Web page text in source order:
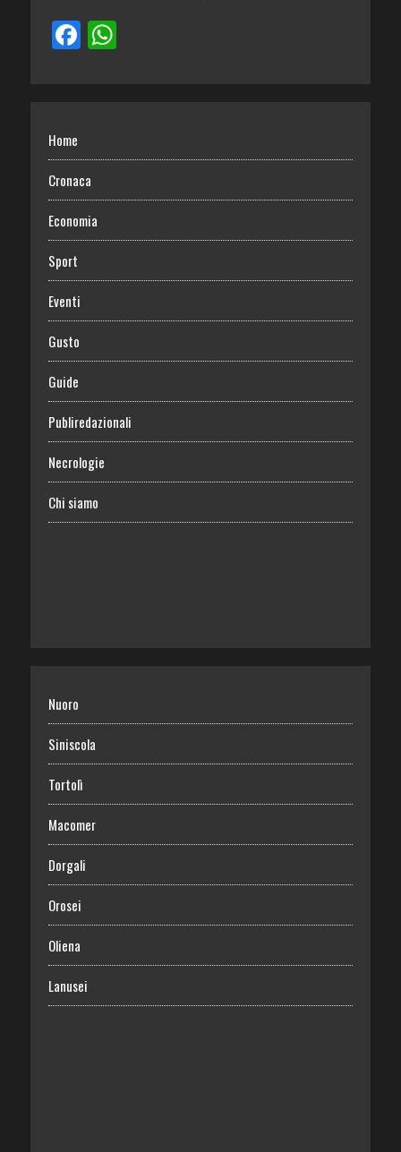
Home
Cronaca
Economia
Sport
Eventi
Gusto
Guide
Publiredazionali
Necrologie
Chi siamo
Nuoro
Siniscola
Tortolì
Macomer
Dorgali
Orosei
Oliena
Lanusei